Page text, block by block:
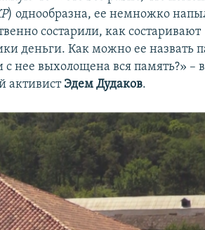
) однообразна, ее немножко
состарили, как состаривают
деньги. Как можно ее назвать
с нее выхолощена вся память?» –
активист Эдем Дудаков.